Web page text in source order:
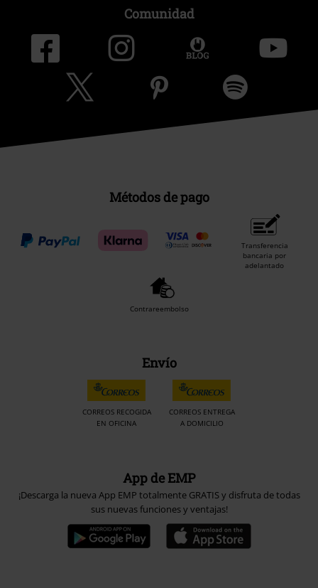
Comunidad
Métodos de pago
Transferencia
bancaria por
adelantado
Contrareembolso
Envío
CORREOS RECOGIDA
EN OFICINA
CORREOS ENTREGA
A DOMICILIO
App de EMP
¡Descarga la nueva App EMP totalmente GRATIS y disfruta de todas
sus nuevas funciones y ventajas!